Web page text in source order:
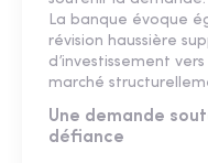
La banque évoque
révision haussière
d’investissement
marché
Une demande
défiance